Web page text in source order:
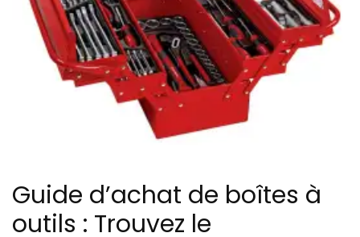
Guide d’achat de boîtes à
outils : Trouvez le